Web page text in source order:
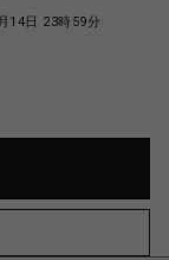
14日 23時59分